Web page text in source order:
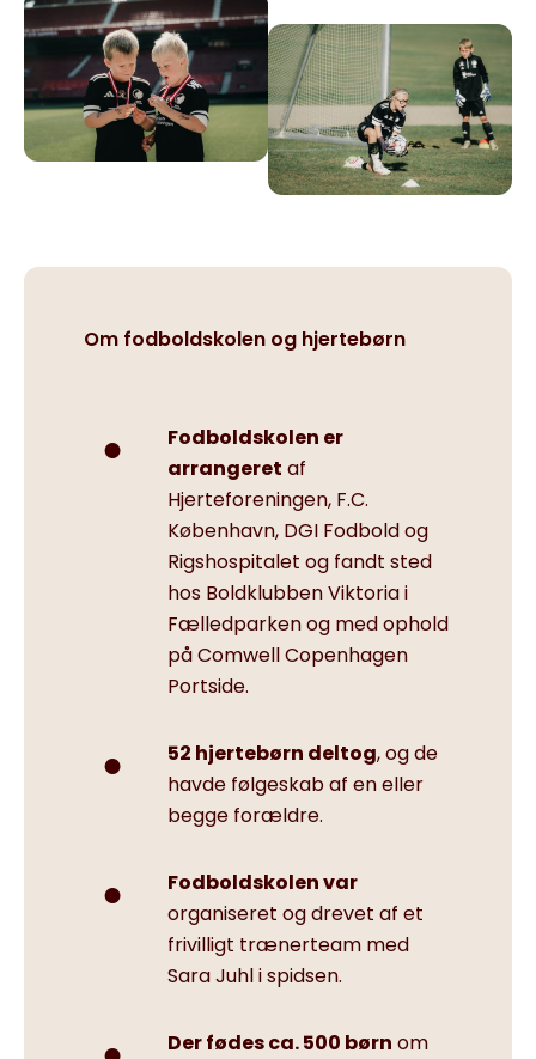
Om fodboldskolen og hjertebørn
Fodboldskolen er
arrangeret af
Hjerteforeningen, F.C.
København, DGI Fodbold og
Rigshospitalet og fandt sted
hos Boldklubben Viktoria i
Fælledparken og med ophold
på Comwell Copenhagen
Portside.
52 hjertebørn deltog, og de
havde følgeskab af en eller
begge forældre.
Fodboldskolen var
organiseret og drevet af et
frivilligt trænerteam med
Sara Juhl i spidsen.
Der fødes ca. 500 børn om